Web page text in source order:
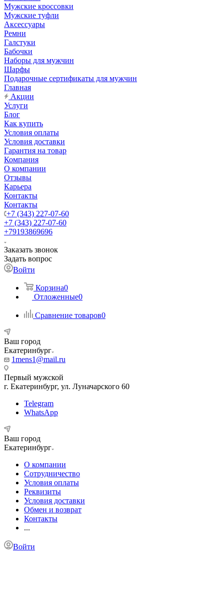
Мужские кроссовки
Мужские туфли
Аксессуары
Ремни
Галстуки
Бабочки
Наборы для мужчин
Шарфы
Подарочные сертификаты для мужчин
Главная
Акции
Услуги
Блог
Как купить
Условия оплаты
Условия доставки
Гарантия на товар
Компания
О компании
Отзывы
Карьера
Контакты
Контакты
+7 (343) 227-07-60
+7 (343) 227-07-60
+79193869696
Заказать звонок
Задать вопрос
Войти
Корзина0
Отложенные0
Сравнение товаров0
Ваш город
Екатеринбург
1mens1@mail.ru
Первый мужской
г. Екатеринбург, ул. Луначарского 60
Telegram
WhatsApp
Ваш город
Екатеринбург
О компании
Сотрудничество
Условия оплаты
Реквизиты
Условия доставки
Обмен и возврат
Контакты
...
Войти